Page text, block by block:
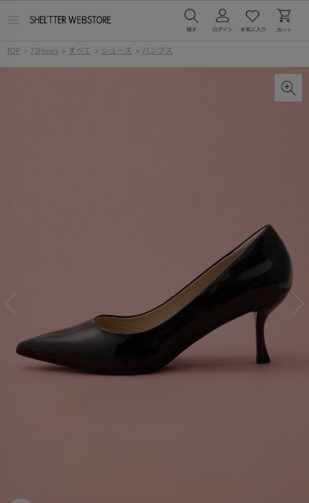
ー
を
TOP > 73Hours > すべて > シューズ > パンプス